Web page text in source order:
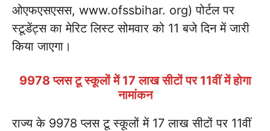
ओएफएसएसस, www.ofssbihar. org) पोर्टल पर
स्टूडेंट्स का मेरिट लिस्ट सोमवार को 11 बजे दिन में जारी
किया जाएगा।
9978 प्लस टू स्कूलों में 17 लाख सीटों पर 11वीं में होगा
नामांकन
राज्य के 9978 प्लस टू स्कूलों में 17 लाख सीटों पर 11वीं